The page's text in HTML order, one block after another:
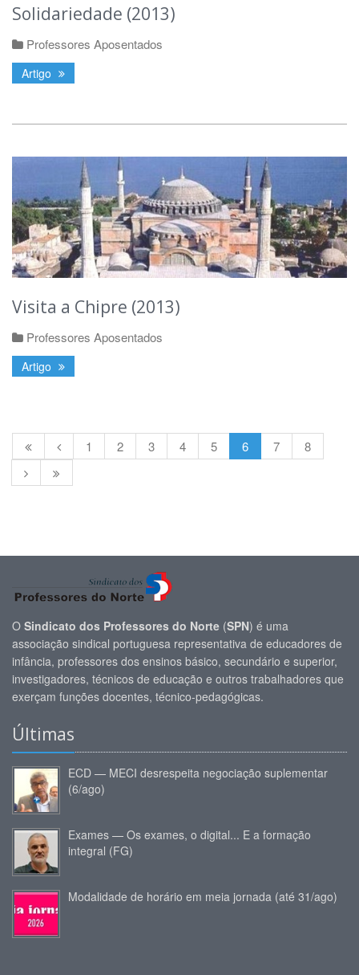
Solidariedade (2013)
Professores Aposentados
Artigo
Visita a Chipre (2013)
Professores Aposentados
Artigo
1 2 3 4 5 6 7 8
O Sindicato dos Professores do Norte (SPN) é uma
associação sindical portuguesa representativa de educadores de
infância, professores dos ensinos básico, secundário e superior,
investigadores, técnicos de educação e outros trabalhadores que
exerçam funções docentes, técnico-pedagógicas.
Últimas
ECD — MECI desrespeita negociação suplementar
(6/ago)
Exames — Os exames, o digital... E a formação
integral (FG)
Modalidade de horário em meia jornada (até 31/ago)